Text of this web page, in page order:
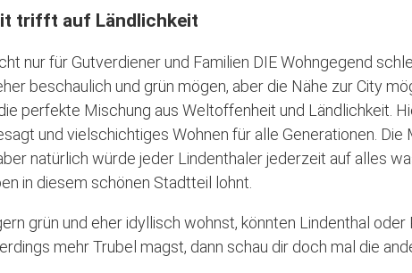
trifft auf Ländlichkeit
nur für Gutverdiener und Familien DIE Wohngegend
beschaulich und grün mögen, aber die Nähe zur City
perfekte Mischung aus Weltoffenheit und Ländlichkeit.
und vielschichtiges Wohnen für alle Generationen.
natürlich würde jeder Lindenthaler jederzeit auf alles
in diesem schönen Stadtteil lohnt.
grün und eher idyllisch wohnst, könnten Lindenthal
mehr Trubel magst, dann schau dir doch mal die